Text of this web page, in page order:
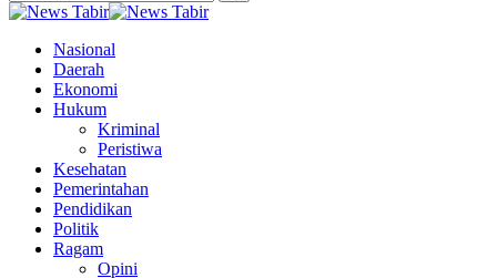
Nasional
Daerah
Ekonomi
Hukum
Kriminal
Peristiwa
Kesehatan
Pemerintahan
Pendidikan
Politik
Ragam
Opini